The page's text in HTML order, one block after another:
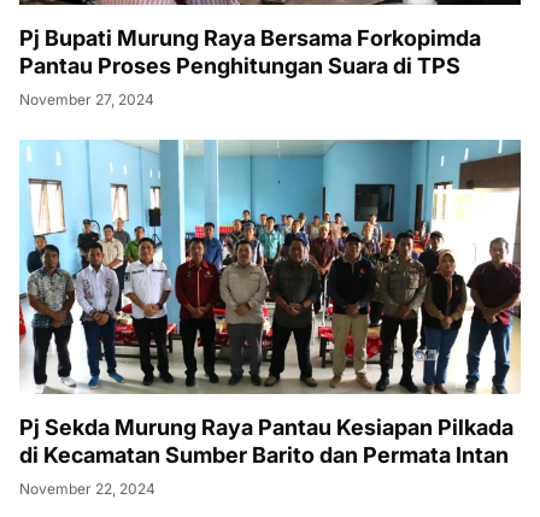
Pj Bupati Murung Raya Bersama Forkopimda
Pantau Proses Penghitungan Suara di TPS
November 27, 2024
Pj Sekda Murung Raya Pantau Kesiapan Pilkada
di Kecamatan Sumber Barito dan Permata Intan
November 22, 2024